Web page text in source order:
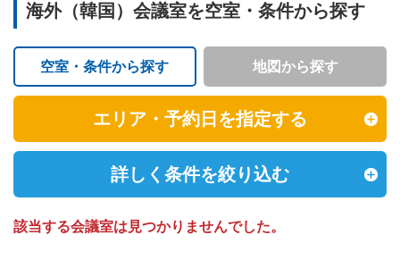
海外（韓国）会議室を空室・条件から探す
空室・条件から探す 地図から探す
エリア・予約日を指定する
詳しく条件を絞り込む
該当する会議室は見つかりませんでした。